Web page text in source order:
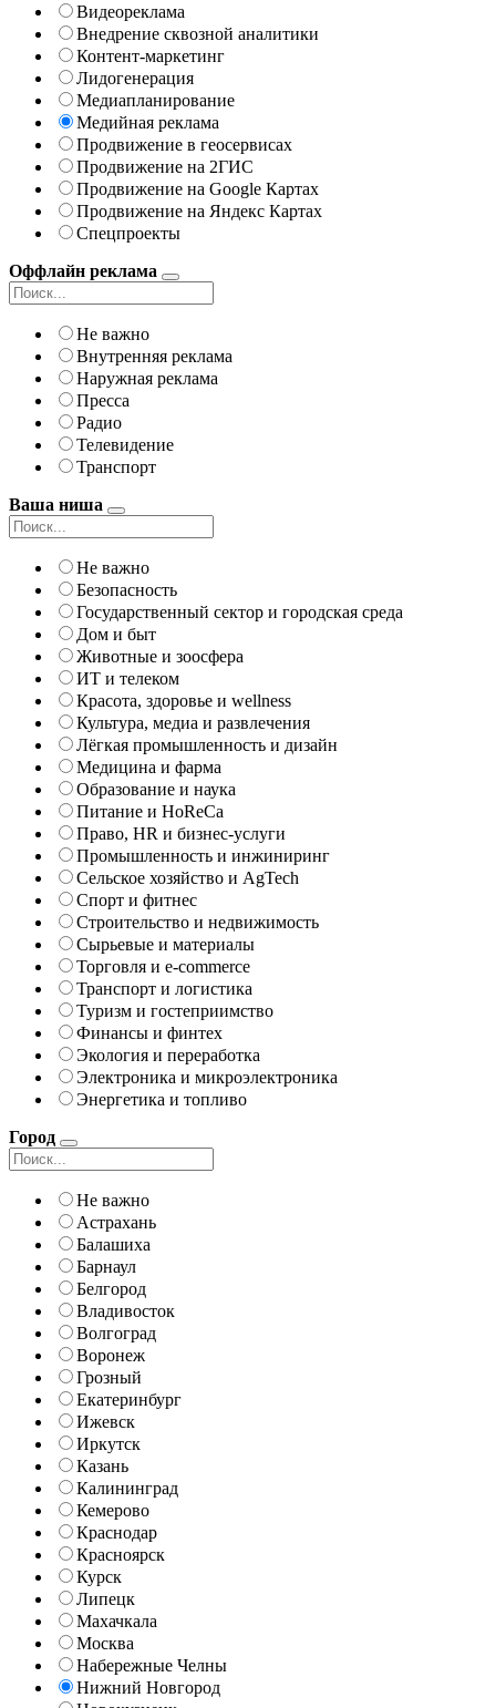
Видеореклама
Внедрение сквозной аналитики
Контент-маркетинг
Лидогенерация
Медиапланирование
Медийная реклама
Продвижение в геосервисах
Продвижение на 2ГИС
Продвижение на Google Картах
Продвижение на Яндекс Картах
Спецпроекты
Оффлайн реклама
Не важно
Внутренняя реклама
Наружная реклама
Пресса
Радио
Телевидение
Транспорт
Ваша ниша
Не важно
Безопасность
Государственный сектор и городская среда
Дом и быт
Животные и зоосфера
ИТ и телеком
Красота, здоровье и wellness
Культура, медиа и развлечения
Лёгкая промышленность и дизайн
Медицина и фарма
Образование и наука
Питание и HoReCa
Право, HR и бизнес-услуги
Промышленность и инжиниринг
Сельское хозяйство и AgTech
Спорт и фитнес
Строительство и недвижимость
Сырьевые и материалы
Торговля и e-commerce
Транспорт и логистика
Туризм и гостеприимство
Финансы и финтех
Экология и переработка
Электроника и микроэлектроника
Энергетика и топливо
Город
Не важно
Астрахань
Балашиха
Барнаул
Белгород
Владивосток
Волгоград
Воронеж
Грозный
Екатеринбург
Ижевск
Иркутск
Казань
Калининград
Кемерово
Краснодар
Красноярск
Курск
Липецк
Махачкала
Москва
Набережные Челны
Нижний Новгород